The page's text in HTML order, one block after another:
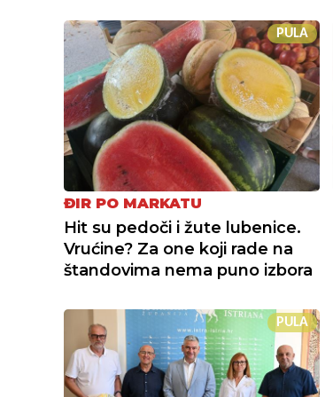
PULA
ĐIR PO MARKATU
Hit su pedoči i žute lubenice.
Vrućine? Za one koji rade na
štandovima nema puno izbora
PULA